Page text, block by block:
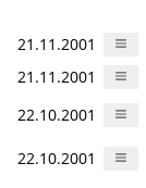
21.11.2001
21.11.2001
22.10.2001
22.10.2001